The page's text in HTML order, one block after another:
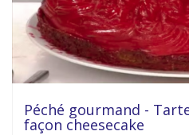
Péché gourmand -
façon cheesecake